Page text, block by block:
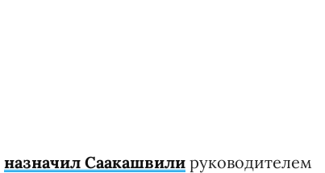
назначил Саакашвили руководителем